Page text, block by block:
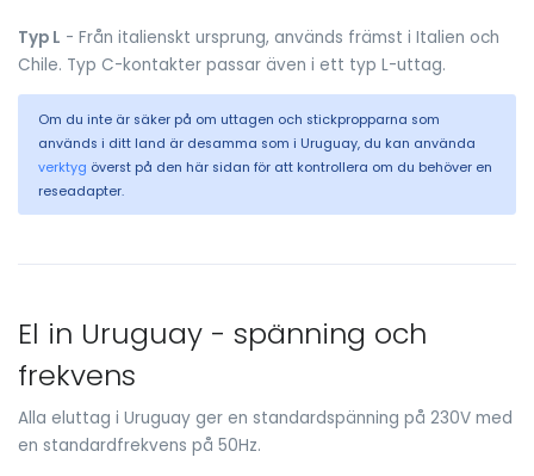
Typ L - Från italienskt ursprung, används främst i Italien och
Chile. Typ C-kontakter passar även i ett typ L-uttag.
Om du inte är säker på om uttagen och stickpropparna som
används i ditt land är desamma som i Uruguay, du kan använda
verktyg överst på den här sidan för att kontrollera om du behöver en
reseadapter.
El in Uruguay - spänning och
frekvens
Alla eluttag i Uruguay ger en standardspänning på 230V med
en standardfrekvens på 50Hz.